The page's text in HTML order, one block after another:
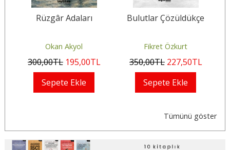
Rüzgâr Adaları
Okan Akyol
300,00TL 195,00TL
Sepete Ekle
Bulutlar Çözüldükçe
Fikret Özkurt
350,00TL 227,50TL
Sepete Ekle
Tümünü göster